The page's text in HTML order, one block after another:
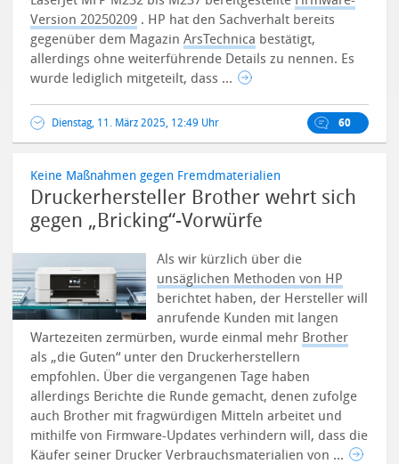
Version 20250209 . HP hat den Sachverhalt bereits
gegenüber dem MagazinArsTechnica bestätigt,
allerdings ohne weiterführende Details zu nennen. Es
wurde lediglich mitgeteilt, dass ...
Dienstag, 11. März 2025, 12:49 Uhr 60
Keine Maßnahmen gegen Fremdmaterialien
Druckerhersteller Brother wehrt sich
gegen „Bricking“-Vorwürfe
Als wir kürzlich über die
unsäglichen Methoden von HP
berichtet haben, der Hersteller will
anrufende Kunden mit langen
Wartezeiten zermürben, wurde einmal mehr Brother
als „die Guten“ unter den Druckerherstellern
empfohlen. Über die vergangenen Tage haben
allerdings Berichte die Runde gemacht, denen zufolge
auch Brother mit fragwürdigen Mitteln arbeitet und
mithilfe von Firmware-Updates verhindern will, dass die
Käufer seiner Drucker Verbrauchsmaterialien von ...